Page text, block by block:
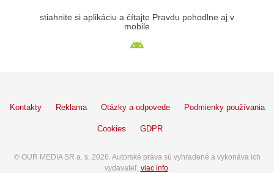
stiahnite si aplikáciu a čítajte Pravdu pohodlne aj v
mobile
Kontakty Reklama Otázky a odpovede Podmienky používania
Cookies GDPR
© OUR MEDIA SR a. s. 2026. Autorské práva sú vyhradené a vykonáva ich
vydavateľ, viac info.